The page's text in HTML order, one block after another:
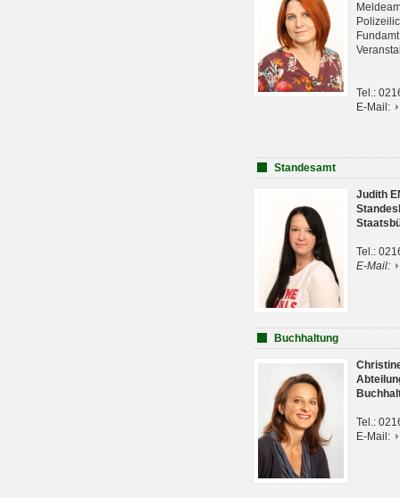
Tel.:
E-Mail:
Standesamt
Judith
Tel.:
E-Mail:
Buchhaltung
Tel.:
E-Mail: